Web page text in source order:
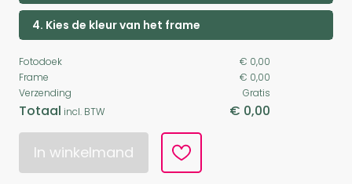
4. Kies de kleur van het frame
Fotodoek
€ 0,00
Frame
€ 0,00
Verzending
Gratis
Totaal incl. BTW € 0,00
In winkelmand